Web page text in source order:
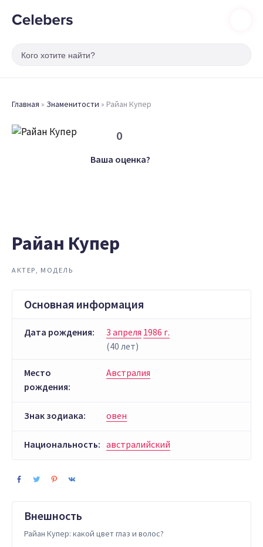
Главная » Знаменитости » Райан Купер
0
Ваша оценка?
Райан Купер
АКТЕР, МОДЕЛЬ
Основная информация
Дата рождения: 3 апреля 1986 г.
(40 лет)
Место
рождения:
Австралия
Знак зодиака: овен
Национальность: австралийский
Внешность
Райан Купер: какой цвет глаз и волос?